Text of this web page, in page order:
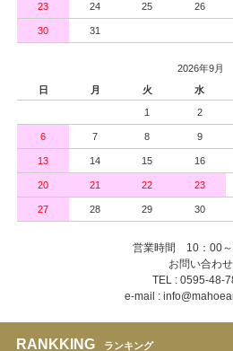
23 24 25 26
30 31
2026年9月
日
月 火 水
1 2
6 7 8 9
13 14 15 16
20 21 22 23
27 28 29 30
営業時間 10：00
お問い合わせ
TEL : 0595-48-
e-mail :
RANKKING ランキング